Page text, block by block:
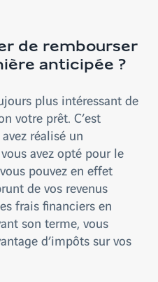
de rembourser
anticipée ?
plus intéressant de
votre prêt. C’est
réalisé un
avez opté pour le
pouvez en effet
de vos revenus
frais financiers en
son terme, vous
d’impôts sur vos